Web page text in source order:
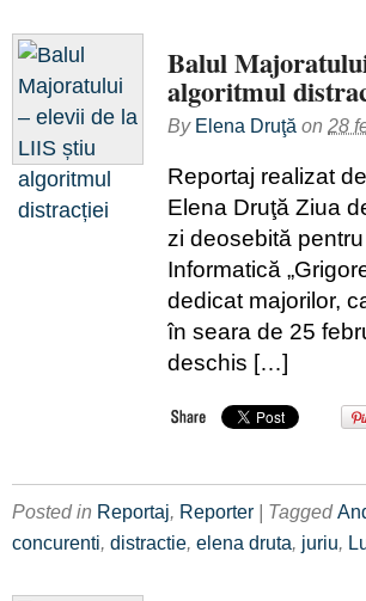
Balul
algoritmul
By Elena Druţă on 28
Reportaj realizat
Elena Druţă Ziua
zi deosebită
Informatică
dedicat majorilor,
în seara de 25
deschis […]
Posted in Reportaj, Reporter | Tagged
concurenti, distractie, elena druta, juriu,